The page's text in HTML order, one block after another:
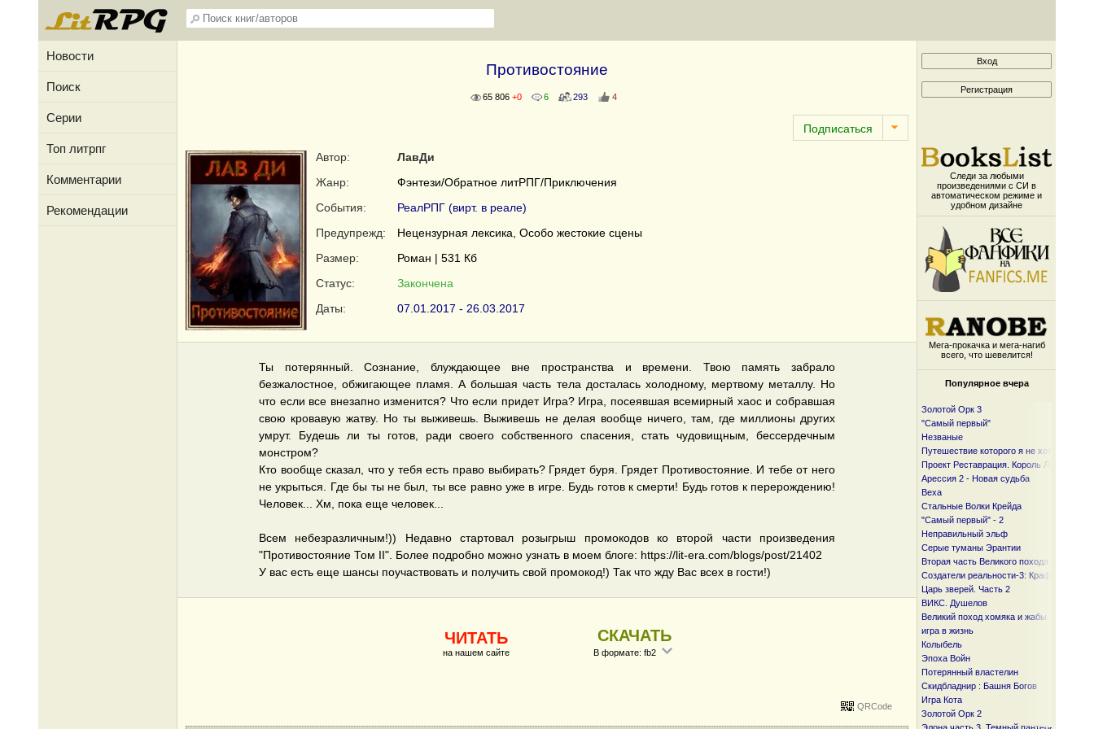
Новости
Поиск
Серии
Топ литрпг
Комментарии
Рекомендации
Противостояние
65 806 +0 6 293 4
Автор:
ЛавДи
Жанр:
Фэнтези/Обратное литРПГ/Приключения
События:
РеалРПГ (вирт. в реале)
Предупрежд:
Нецензурная лексика, Особо жестокие сцены
Размер:
Роман | 531 Кб
Статус:
Закончена
Даты:
07.01.2017 - 26.03.2017
Ты потерянный. Сознание, блуждающее вне пространства и времени. Твою память забрало
безжалостное, обжигающее пламя. А большая часть тела досталась холодному, мертвому металлу. Но
что если все внезапно изменится? Что если придет Игра? Игра, посеявшая всемирный хаос и собравшая
свою кровавую жатву. Но ты выживешь. Выживешь не делая вообще ничего, там, где миллионы других
умрут. Будешь ли ты готов, ради своего собственного спасения, стать чудовищным, бессердечным
монстром?
Кто вообще сказал, что у тебя есть право выбирать? Грядет буря. Грядет Противостояние. И тебе от него
не укрыться. Где бы ты не был, ты все равно уже в игре. Будь готов к смерти! Будь готов к перерождению!
Человек... Хм, пока еще человек...
Всем небезразличным!)) Недавно стартовал розыгрыш промокодов ко второй части произведения
"Противостояние Том II". Более подробно можно узнать в моем блоге: https://lit-era.com/blogs/post/21402
У вас есть еще шансы поучаствовать и получить свой промокод!) Так что жду Вас всех в гости!)
ЧИТАТЬ
на нашем сайте
СКАЧАТЬ
В формате: fb2
QRCode
Следи за любыми
произведениями с СИ в
автоматическом режиме и
удобном дизайне
Мега-прокачка и мега-нагиб
всего, что шевелится!
Популярное вчера
Золотой Орк 3
"Самый первый"
Незваные
Путешествие которого я не хотел
Проект Реставрация. Король Лесов.
Арессия 2 - Новая судьба
Веха
Стальные Волки Крейда
"Самый первый" - 2
Неправильный эльф
Серые туманы Эрантии
Вторая часть Великого похода. От
Создатели реальности-3: Крафтер
Царь зверей. Часть 2
ВИКС. Душелов
Великий поход хомяка и жабы
игра в жизнь
Колыбель
Эпоха Войн
Потерянный властелин
Скидбладнир : Башня Богов
Игра Кота
Золотой Орк 2